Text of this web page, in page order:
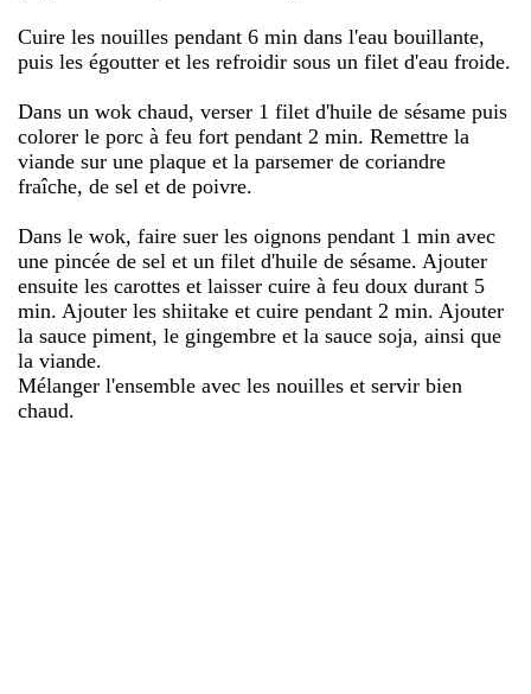
Cuire les nouilles pendant 6 min dans l'eau bouillante,
puis les égoutter et les refroidir sous un filet d'eau froide.
Dans un wok chaud, verser 1 filet d'huile de sésame puis
colorer le porc à feu fort pendant 2 min. Remettre la
viande sur une plaque et la parsemer de coriandre
fraîche, de sel et de poivre.
Dans le wok, faire suer les oignons pendant 1 min avec
une pincée de sel et un filet d'huile de sésame. Ajouter
ensuite les carottes et laisser cuire à feu doux durant 5
min. Ajouter les shiitake et cuire pendant 2 min. Ajouter
la sauce piment, le gingembre et la sauce soja, ainsi que
la viande.
Mélanger l'ensemble avec les nouilles et servir bien
chaud.